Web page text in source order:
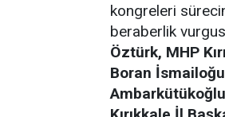
kongreleri
beraberlik
Öztürk, MHP
Boran